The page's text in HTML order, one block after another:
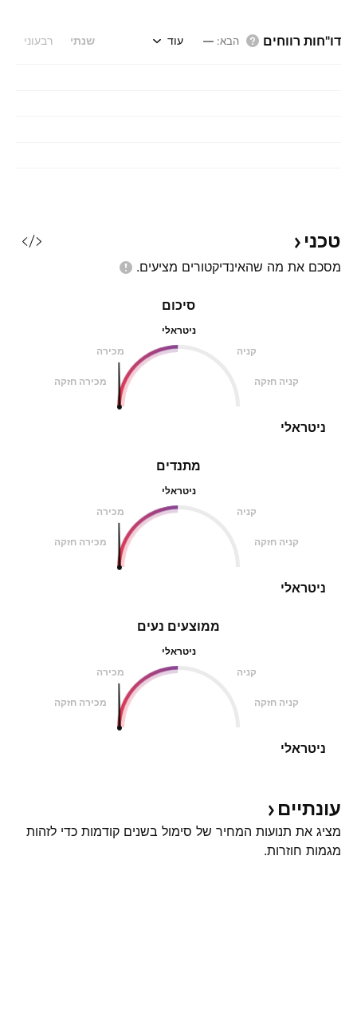
דו"חות רווחים הבא:
— שנתי רבעוני עוד
טכני
מסכם את מה שהאינדיקטורים מציעים.
מתנדים
ניטראלי
מכירה
קניה
מכירה חזקה קניה חזקה
ניטראלי
סיכום
ניטראלי
מכירה
קניה
מכירה חזקה קניה חזקה
ניטראלי
ממוצעים נעים
ניטראלי
מכירה
קניה
מכירה חזקה קניה חזקה
ניטראלי
עונתיים
מציג את תנועות המחיר של סימול בשנים קודמות כדי לזהות
מגמות חוזרות.